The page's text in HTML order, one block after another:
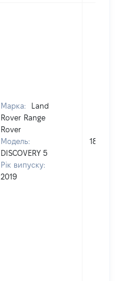
Марка:
Land
Rover Range
Rover
Модель:
DISCOVERY 5
Рік випуску:
2019
1842484